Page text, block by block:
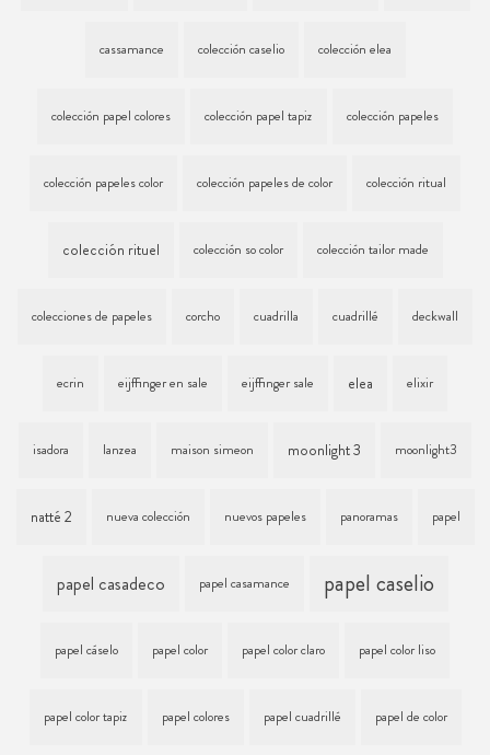
cassamance colección caselio colección elea
colección papel colores colección papel tapiz colección papeles
colección papeles color colección papeles de color colección ritual
colección rituel colección so color colección tailor made
colecciones de papeles corcho cuadrilla cuadrillé deckwall
ecrin eijffinger en sale eijffinger sale elea elixir
isadora lanzea maison simeon moonlight 3 moonlight3
natté 2 nueva colección nuevos papeles panoramas papel
papel casadeco papel casamance papel caselio
papel cáselo papel color papel color claro papel color liso
papel color tapiz papel colores papel cuadrillé papel de color